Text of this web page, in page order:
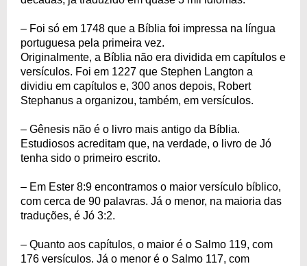
– Foi só em 1748 que a Bíblia foi impressa na língua
portuguesa pela primeira vez.
Originalmente, a Bíblia não era dividida em capítulos e
versículos. Foi em 1227 que Stephen Langton a
dividiu em capítulos e, 300 anos depois, Robert
Stephanus a organizou, também, em versículos.
– Gênesis não é o livro mais antigo da Bíblia.
Estudiosos acreditam que, na verdade, o livro de Jó
tenha sido o primeiro escrito.
– Em Ester 8:9 encontramos o maior versículo bíblico,
com cerca de 90 palavras. Já o menor, na maioria das
traduções, é Jó 3:2.
– Quanto aos capítulos, o maior é o Salmo 119, com
176 versículos. Já o menor é o Salmo 117, com